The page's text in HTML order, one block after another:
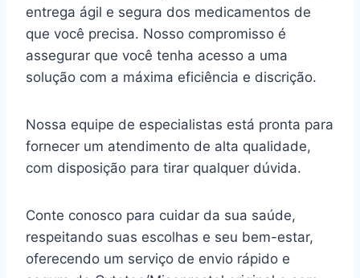
entrega ágil e segura dos medicamentos de
que você precisa. Nosso compromisso é
assegurar que você tenha acesso a uma
solução com a máxima eficiência e discrição.
Nossa equipe de especialistas está pronta para
fornecer um atendimento de alta qualidade,
com disposição para tirar qualquer dúvida.
Conte conosco para cuidar da sua saúde,
respeitando suas escolhas e seu bem-estar,
oferecendo um serviço de envio rápido e